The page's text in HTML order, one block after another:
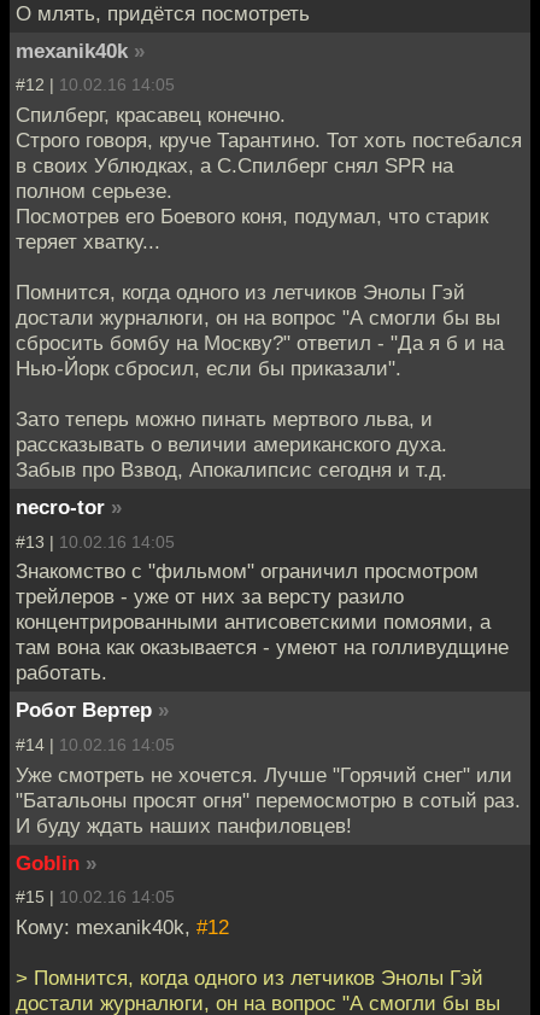
О млять, придётся посмотреть
mexanik40k »
#12 | 10.02.16 14:05
Спилберг, красавец конечно.
Строго говоря, круче Тарантино. Тот хоть постебался
в своих Ублюдках, а С.Спилберг снял SPR на
полном серьезе.
Посмотрев его Боевого коня, подумал, что старик
теряет хватку...
Помнится, когда одного из летчиков Энолы Гэй
достали журналюги, он на вопрос "А смогли бы вы
сбросить бомбу на Москву?" ответил - "Да я б и на
Нью-Йорк сбросил, если бы приказали".
Зато теперь можно пинать мертвого льва, и
рассказывать о величии американского духа.
Забыв про Взвод, Апокалипсис сегодня и т.д.
necro-tor »
#13 | 10.02.16 14:05
Знакомство с "фильмом" ограничил просмотром
трейлеров - уже от них за версту разило
концентрированными антисоветскими помоями, а
там вона как оказывается - умеют на голливудщине
работать.
Робот Вертер »
#14 | 10.02.16 14:05
Уже смотреть не хочется. Лучше "Горячий снег" или
"Батальоны просят огня" перемосмотрю в сотый раз.
И буду ждать наших панфиловцев!
Goblin »
#15 | 10.02.16 14:05
Кому: mexanik40k, #12
> Помнится, когда одного из летчиков Энолы Гэй
достали журналюги, он на вопрос "А смогли бы вы